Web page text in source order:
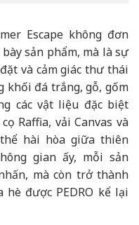
Escape không đơn
sản phẩm, mà là sự
và cảm giác thư thái
khối đá trắng, gỗ, gốm
các vật liệu đặc biệt
Raffia, vải Canvas và
hài hòa giữa thiên
gian ấy, mỗi sản
mà còn trở thành
hè được PEDRO kể lại